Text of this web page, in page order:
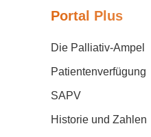
Portal Plus
Die Palliativ-Ampel
Patientenverfügung
SAPV
Historie und Zahlen